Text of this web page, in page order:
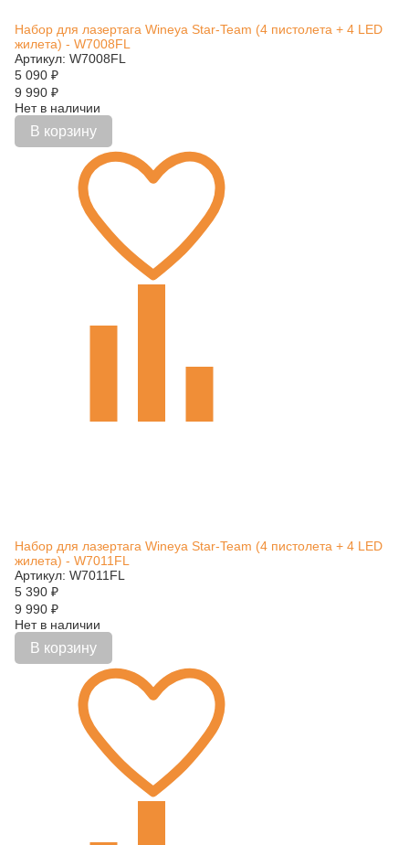
Набор для лазертага Wineya Star-Team (4 пистолета + 4 LED
жилета) - W7008FL
Артикул: W7008FL
5 090 ₽
9 990 ₽
Нет в наличии
В корзину
Набор для лазертага Wineya Star-Team (4 пистолета + 4 LED
жилета) - W7011FL
Артикул: W7011FL
5 390 ₽
9 990 ₽
Нет в наличии
В корзину